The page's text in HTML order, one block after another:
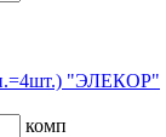
"ЭЛЕКОР"
комп